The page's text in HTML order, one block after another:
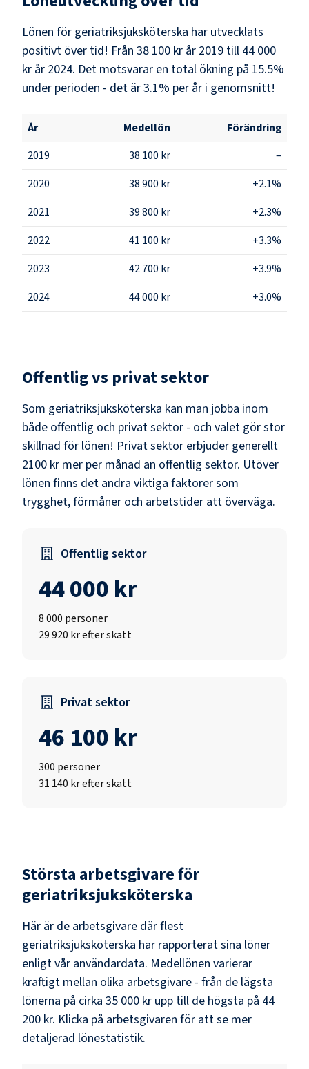
Lönen för geriatriksjuksköterska har utvecklats
positivt över tid! Från 38 100 kr år 2019 till 44 000
kr år 2024. Det motsvarar en total ökning på 15.5%
under perioden - det är 3.1% per år i genomsnitt!
År Medellön
Förändring
2019
38 100 kr
–
2020
38 900 kr
+2.1%
2021
39 800 kr
+2.3%
2022
41 100 kr
+3.3%
2023
42 700 kr
+3.9%
2024
44 000 kr +3.0%
Offentlig vs privat sektor
Som geriatriksjuksköterska kan man jobba inom
både offentlig och privat sektor - och valet gör stor
skillnad för lönen! Privat sektor erbjuder generellt
2100 kr mer per månad än offentlig sektor. Utöver
lönen finns det andra viktiga faktorer som
trygghet, förmåner och arbetstider att överväga.
Offentlig sektor
44 000 kr
8 000 personer
29 920 kr efter skatt
Privat sektor
46 100 kr
300 personer
31 140 kr efter skatt
Största arbetsgivare för
geriatriksjuksköterska
Här är de arbetsgivare där flest
geriatriksjuksköterska har rapporterat sina löner
enligt vår användardata. Medellönen varierar
kraftigt mellan olika arbetsgivare - från de lägsta
lönerna på cirka 35 000 kr upp till de högsta på 44
200 kr. Klicka på arbetsgivaren för att se mer
detaljerad lönestatistik.